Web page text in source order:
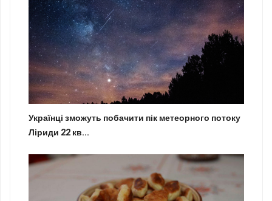
Українці зможуть побачити пік метеорного потоку
Ліриди 22 кв...